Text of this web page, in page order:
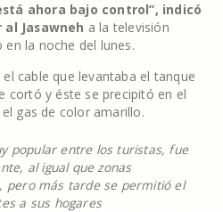
ahora bajo control”, indicó
Jasawneh a la televisión
la noche del lunes.
cable que levantaba el tanque
cortó y éste se precipitó en el
gas de color amarillo.
popular entre los turistas, fue
al igual que zonas
pero más tarde se permitió el
a sus hogares